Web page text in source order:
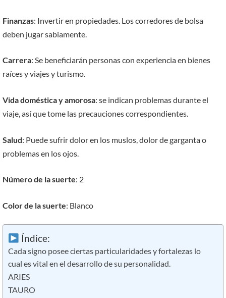
Finanzas: Invertir en propiedades. Los corredores de bolsa
deben jugar sabiamente.
Carrera: Se beneficiarán personas con experiencia en bienes
raíces y viajes y turismo.
Vida doméstica y amorosa: se indican problemas durante el
viaje, así que tome las precauciones correspondientes.
Salud: Puede sufrir dolor en los muslos, dolor de garganta o
problemas en los ojos.
Número de la suerte: 2
Color de la suerte: Blanco
Índice:
Cada signo posee ciertas particularidades y fortalezas lo
cual es vital en el desarrollo de su personalidad.
ARIES
TAURO